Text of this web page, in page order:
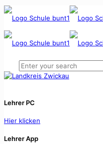
Lehrer PC
Hier klicken
Lehrer App